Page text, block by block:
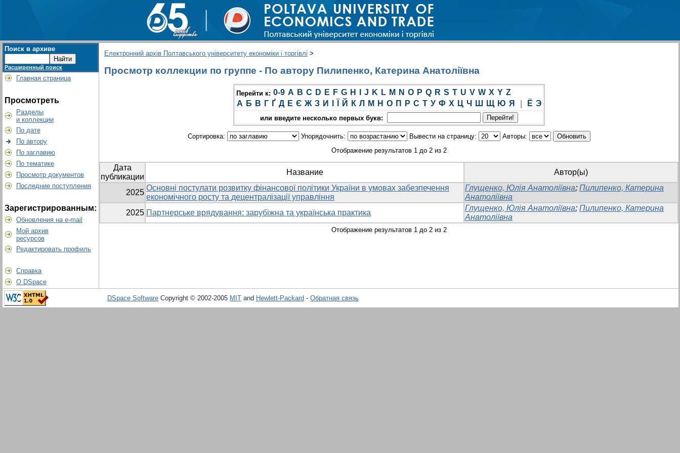
Поиск в архиве
Расширенный поиск
Главная страница
Просмотреть
Разделы
и коллекции
По дате
По автору
По заглавию
По тематике
Просмотр документов
Последние поступления
Зарегистрированным:
Обновления на e-mail
Мой архив
ресурсов
Редактировать профиль
Справка
О DSpace
Електронний архів Полтавського університету економіки і торгівлі >
Просмотр коллекции по группе - По автору Пилипенко, Катерина Анатоліївна
Перейти к: 0-9 A B C D E F G H J K L M N O P Q R S T U V W X Y Z
А Б В Г Ґ Д Е Є Ж З И Й К Л М Н О П Р С Т У Ф Х Ц Ч Ш Щ Ю Я Ё Э
или введите несколько первых букв:
Сортировка: Упорядочнить: Вывести на страницу:
Авторы:
Отображение результатов 1 до 2 из 2
Дата
публикации
Название Автор(ы)
2025
Основні постулати розвитку фінансової політики України в умовах забезпечення
економічного росту та децентралізації управління
Глущенко, Юлія Анатоліївна; Пилипенко, Катерина
Анатоліївна
2025 Партнерське врядування: зарубіжна та українська практика
Глущенко, Юлія Анатоліївна; Пилипенко, Катерина
Анатоліївна
Отображение результатов 1 до 2 из 2
DSpace Software Copyright © 2002-2005 MIT and Hewlett-Packard - Обратная связь